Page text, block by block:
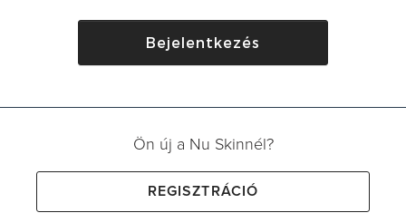
Ön új a Nu Skinnél?
REGISZTRÁCIÓ